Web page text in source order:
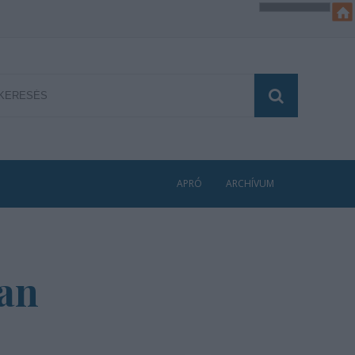
APRÓ ARCHÍVUM